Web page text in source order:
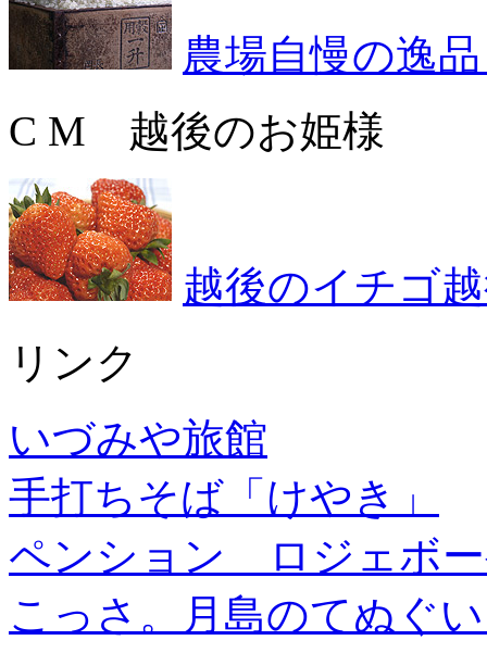
農場自慢の逸
C M 越後のお姫様
越後のイチゴ
リンク
いづみや旅館
手打ちそば「けやき」
ペンション ロジェボ
こっさ。月島のてぬぐ